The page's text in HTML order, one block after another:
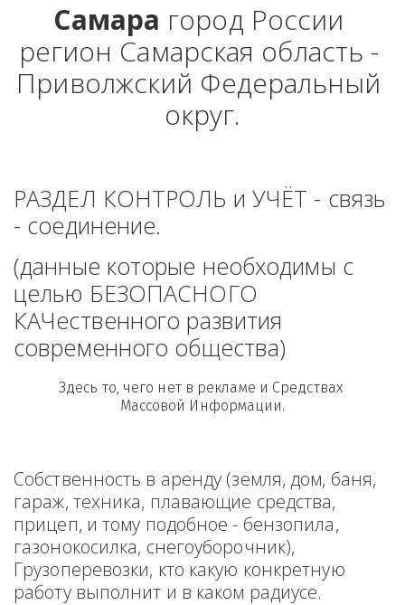
Самара город России
регион Самарская область -
Приволжский Федеральный
округ.
РАЗДЕЛ КОНТРОЛЬ и УЧЁТ - связь
- соединение.
(данные которые необходимы с
целью БЕЗОПАСНОГО
КАЧественного развития
современного общества)
Здесь то, чего нет в рекламе и Средствах
Массовой Информации.
Собственность в аренду (земля, дом, баня,
гараж, техника, плавающие средства,
прицеп, и тому подобное - бензопила,
газонокосилка, снегоуборочник),
Грузоперевозки, кто какую конкретную
работу выполнит и в каком радиусе.